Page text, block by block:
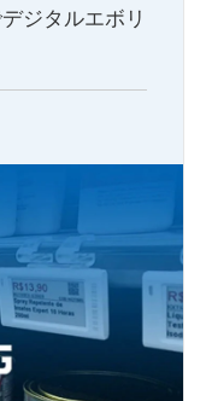
ジタルエボリ